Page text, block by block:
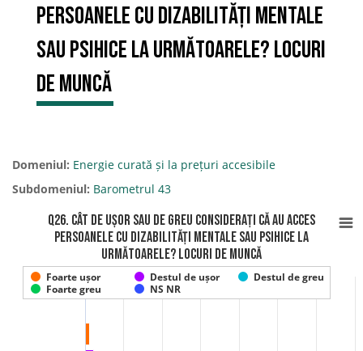
persoanele cu DIZABILITĂȚI MENTALE
SAU PSIHICE la următoarele? Locuri
de muncă
Domeniul: Energie curată și la prețuri accesibile
Subdomeniul: Barometrul 43
Q26. Cât de ușor sau de greu considerați că au acces
persoanele cu DIZABILITĂȚI MENTALE SAU PSIHICE la
următoarele? Locuri de muncă
Foarte ușor Destul de ușor
Destul de greu
Foarte greu
NS NR